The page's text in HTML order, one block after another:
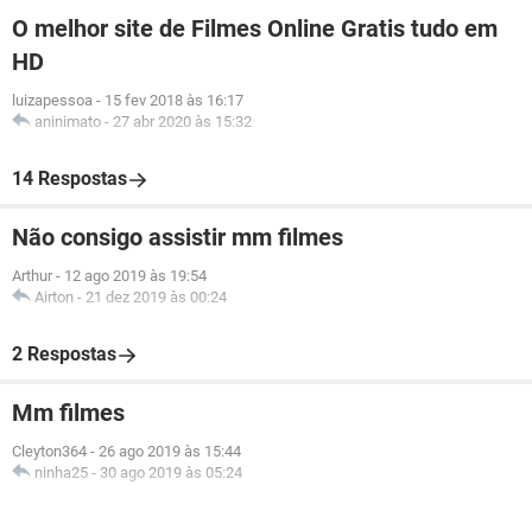
O melhor site de Filmes Online Gratis tudo em
HD
luizapessoa - 15 fev 2018 às 16:17
aninimato - 27 abr 2020 às 15:32
14 Respostas
Não consigo assistir mm filmes
Arthur - 12 ago 2019 às 19:54
Airton - 21 dez 2019 às 00:24
2 Respostas
Mm filmes
Cleyton364 - 26 ago 2019 às 15:44
ninha25 - 30 ago 2019 às 05:24